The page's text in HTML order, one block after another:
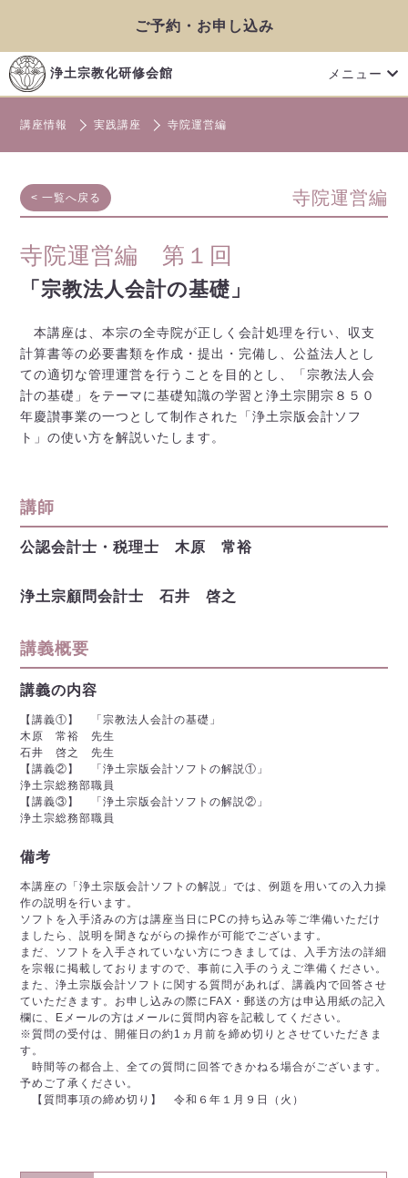
浄土宗教化研修会館 メニュー
ご予約・お申し込み
講座情報 実践講座 寺院運営編
< 一覧へ戻る 寺院運営編
寺院運営編 第１回
「宗教法人会計の基礎」
本講座は、本宗の全寺院が正しく会計処理を行い、収支
計算書等の必要書類を作成・提出・完備し、公益法人とし
ての適切な管理運営を行うことを目的とし、「宗教法人会
計の基礎」をテーマに基礎知識の学習と浄土宗開宗８５０
年慶讃事業の一つとして制作された「浄土宗版会計ソフ
ト」の使い方を解説いたします。
講師
公認会計士・税理士 木原 常裕
浄土宗顧問会計士 石井 啓之
講義概要
講義の内容
【講義①】 「宗教法人会計の基礎」
木原 常裕 先生
石井 啓之 先生
【講義②】 「浄土宗版会計ソフトの解説①」
浄土宗総務部職員
【講義③】 「浄土宗版会計ソフトの解説②」
浄土宗総務部職員
備考
本講座の「浄土宗版会計ソフトの解説」では、例題を用いての入力操
作の説明を行います。
ソフトを入手済みの方は講座当日にPCの持ち込み等ご準備いただけ
ましたら、説明を聞きながらの操作が可能でございます。
まだ、ソフトを入手されていない方につきましては、入手方法の詳細
を宗報に掲載しておりますので、事前に入手のうえご準備ください。
また、浄土宗版会計ソフトに関する質問があれば、講義内で回答させ
ていただきます。お申し込みの際にFAX・郵送の方は申込用紙の記入
欄に、Eメールの方はメールに質問内容を記載してください。
※質問の受付は、開催日の約1ヵ月前を締め切りとさせていただきま
す。
時間等の都合上、全ての質問に回答できかねる場合がございます。
予めご了承ください。
【質問事項の締め切り】 令和６年１月９日（火）